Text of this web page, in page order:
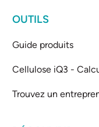
OUTILS
Guide produits
Cellulose iQ3 -
Trouvez un